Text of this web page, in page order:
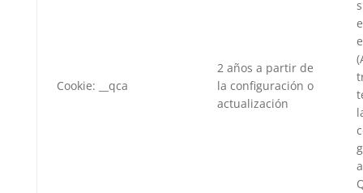
Cookie: __qca
2 años a partir de
la configuración o
actualización